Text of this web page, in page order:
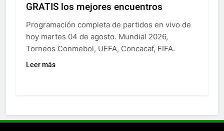
GRATIS los mejores encuentros
Programación completa de partidos en vivo de
hoy martes 04 de agosto. Mundial 2026,
Torneos Conmebol, UEFA, Concacaf, FIFA.
Leer más